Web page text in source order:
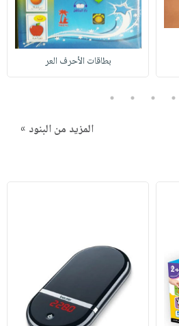
بطاقات الأحرف العر
2
3
4
5
المزيد من البنود »